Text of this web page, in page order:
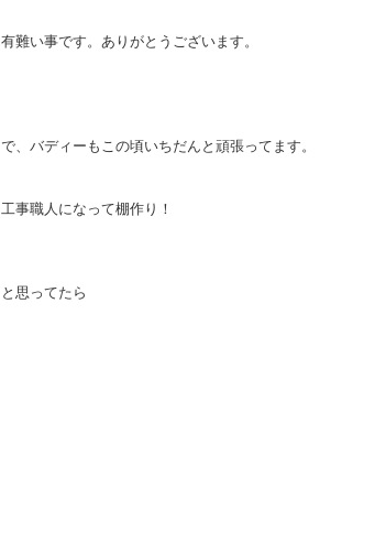
有難い事です。ありがとうございます。
で、バディーもこの頃いちだんと頑張ってます。
工事職人になって棚作り！
と思ってたら